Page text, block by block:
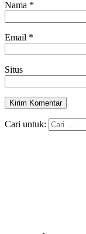
Nama *
Email *
Situs
Cari untuk: